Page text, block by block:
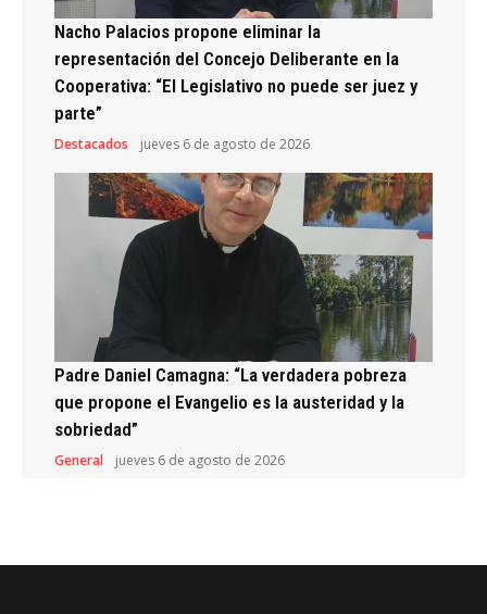
Nacho Palacios propone eliminar la
representación del Concejo Deliberante en la
Cooperativa: “El Legislativo no puede ser juez y
parte”
Destacados jueves 6 de agosto de 2026
Padre Daniel Camagna: “La verdadera pobreza
que propone el Evangelio es la austeridad y la
sobriedad”
General jueves 6 de agosto de 2026